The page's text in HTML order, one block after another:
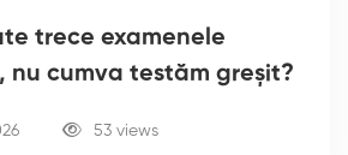
trece examenele
nu cumva testăm greșit?
53 views